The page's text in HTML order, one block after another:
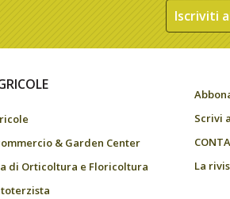
Iscriviti
& Garden Center
di Orticoltura e Floricoltura
Scrivi
La